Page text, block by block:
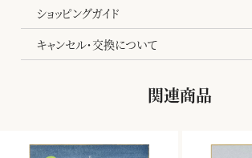
ショッピングガイド
キャンセル・交換について
関連商品